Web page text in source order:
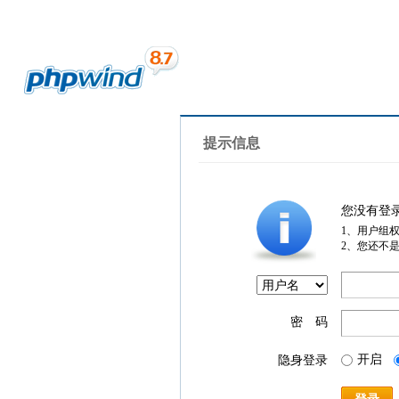
提示信息
您没有登
1、用户组
2、您还不
密 码
隐身登录 开启